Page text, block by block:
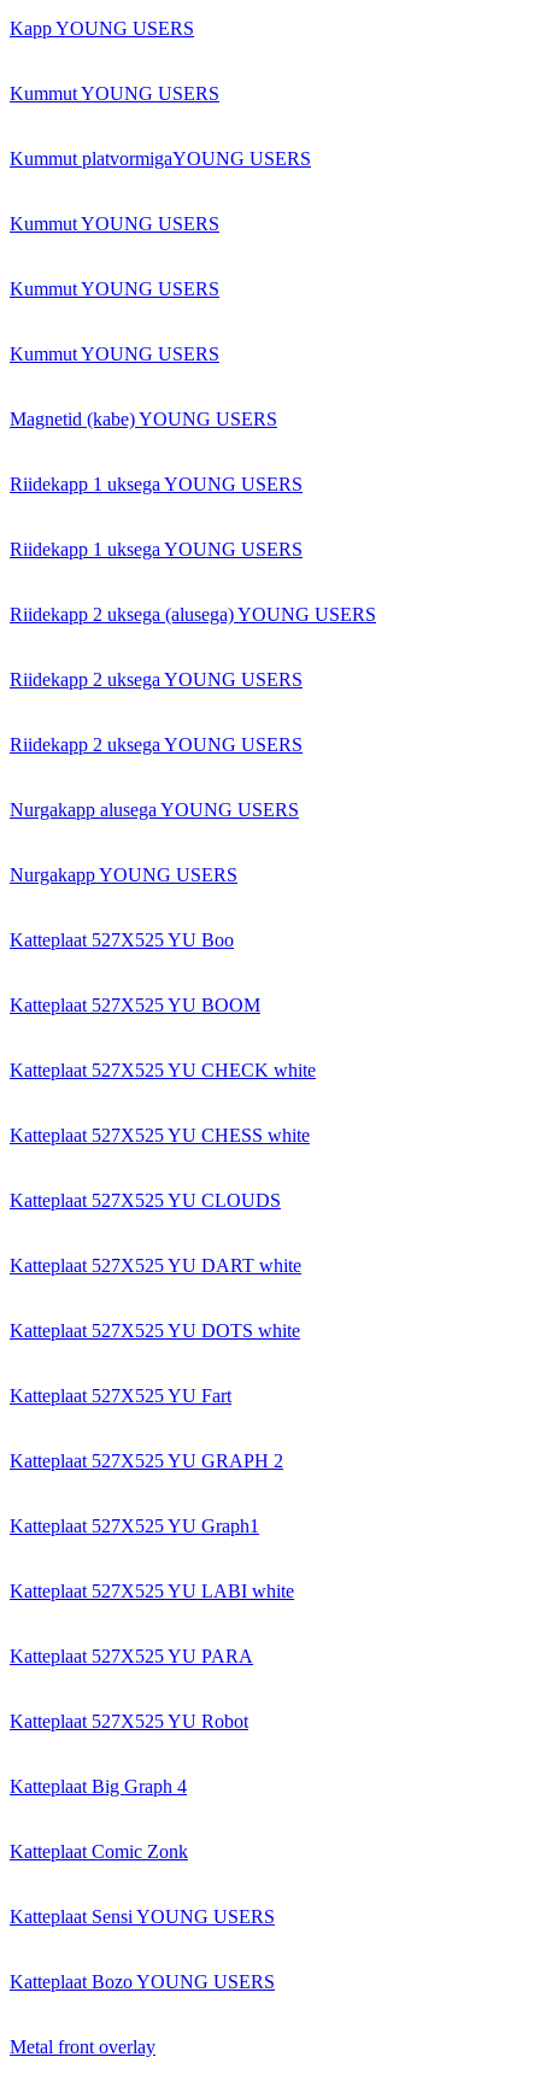
Kapp YOUNG USERS
Kummut YOUNG USERS
Kummut platvormigaYOUNG USERS
Kummut YOUNG USERS
Kummut YOUNG USERS
Kummut YOUNG USERS
Magnetid (kabe) YOUNG USERS
Riidekapp 1 uksega YOUNG USERS
Riidekapp 1 uksega YOUNG USERS
Riidekapp 2 uksega (alusega) YOUNG USERS
Riidekapp 2 uksega YOUNG USERS
Riidekapp 2 uksega YOUNG USERS
Nurgakapp alusega YOUNG USERS
Nurgakapp YOUNG USERS
Katteplaat 527X525 YU Boo
Katteplaat 527X525 YU BOOM
Katteplaat 527X525 YU CHECK white
Katteplaat 527X525 YU CHESS white
Katteplaat 527X525 YU CLOUDS
Katteplaat 527X525 YU DART white
Katteplaat 527X525 YU DOTS white
Katteplaat 527X525 YU Fart
Katteplaat 527X525 YU GRAPH 2
Katteplaat 527X525 YU Graph1
Katteplaat 527X525 YU LABI white
Katteplaat 527X525 YU PARA
Katteplaat 527X525 YU Robot
Katteplaat Big Graph 4
Katteplaat Comic Zonk
Katteplaat Sensi YOUNG USERS
Katteplaat Bozo YOUNG USERS
Metal front overlay